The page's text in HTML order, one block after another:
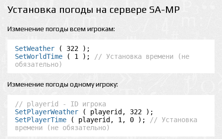
Установка погоды на сервере SA-MP
Изменение погоды всем игрокам:
SetWeather
SetWorldTime ( 1 );
// Установка времени (не
обязательно)
Изменение погоды одному игроку:
// playerid - ID игрока
SetPlayerWeather
SetPlayerTime ( playerid, 1, 0 );
// Установка
времени (не обязательно)